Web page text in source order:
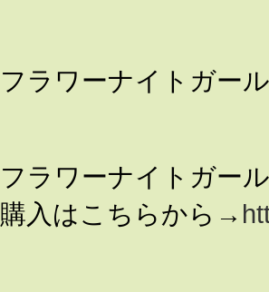
フラワーナイトガー
フラワーナイトガー
購入はこちらから→